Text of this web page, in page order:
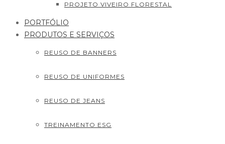
PROJETO VIVEIRO FLORESTAL
PORTFÓLIO
PRODUTOS E SERVIÇOS
REUSO DE BANNERS
REUSO DE UNIFORMES
REUSO DE JEANS
TREINAMENTO ESG